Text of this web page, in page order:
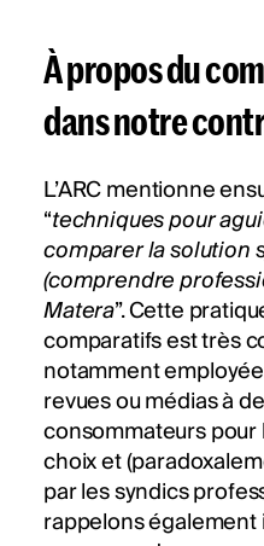
À propos du
dans notre
L’ARC mentionne
“techniques pour
comparer la solution
(comprendre
Matera”. Cette
comparatifs est très
notamment
revues ou médias à
consommateurs pour
choix et
par les syndics
rappelons également